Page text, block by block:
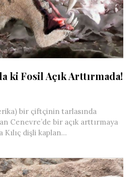
ki Fosil Açık Arttırmada!
bir çiftçinin tarlasında
Cenevre’de bir açık arttırmaya
Kılıç dişli kaplan...